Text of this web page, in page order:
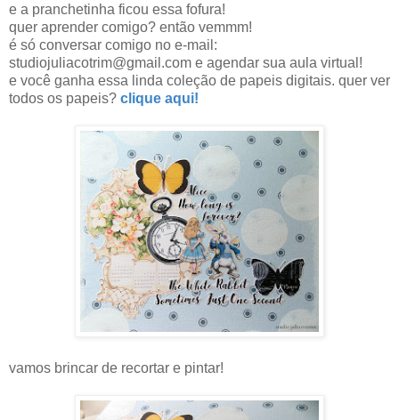
e a pranchetinha ficou essa fofura!
quer aprender comigo? então vemmm!
é só conversar comigo no e-mail:
studiojuliacotrim@gmail.com e agendar sua aula virtual!
e você ganha essa linda coleção de papeis digitais. quer ver
todos os papeis? clique aqui!
vamos brincar de recortar e pintar!